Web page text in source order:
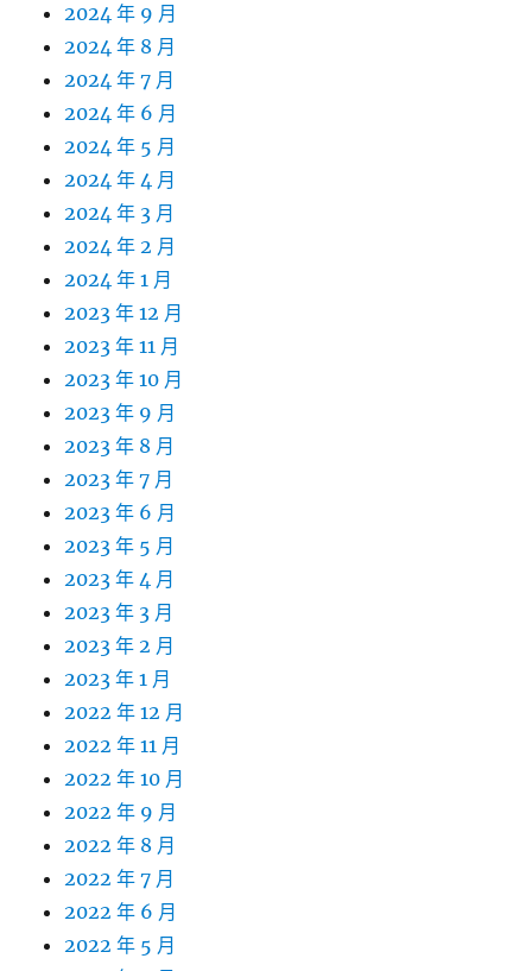
2024 年 9 月
2024 年 8 月
2024 年 7 月
2024 年 6 月
2024 年 5 月
2024 年 4 月
2024 年 3 月
2024 年 2 月
2024 年 1 月
2023 年 12 月
2023 年 11 月
2023 年 10 月
2023 年 9 月
2023 年 8 月
2023 年 7 月
2023 年 6 月
2023 年 5 月
2023 年 4 月
2023 年 3 月
2023 年 2 月
2023 年 1 月
2022 年 12 月
2022 年 11 月
2022 年 10 月
2022 年 9 月
2022 年 8 月
2022 年 7 月
2022 年 6 月
2022 年 5 月